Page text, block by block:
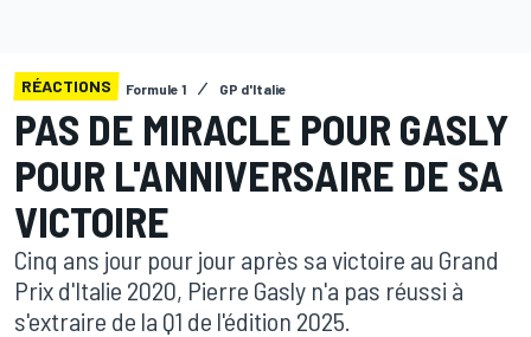
RÉACTIONS Formule 1 GP d'Italie
PAS DE MIRACLE POUR GASLY
POUR L'ANNIVERSAIRE DE SA
VICTOIRE
Cinq ans jour pour jour après sa victoire au Grand
Prix d'Italie 2020, Pierre Gasly n'a pas réussi à
s'extraire de la Q1 de l'édition 2025.